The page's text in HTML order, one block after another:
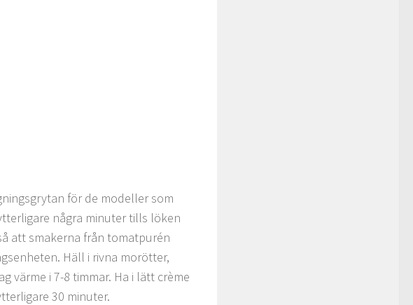
för de modeller som
några minuter tills löken
att smakerna från tomatpurén
Häll i rivna morötter,
värme i 7-8 timmar. Ha i lätt crème
30 minuter.